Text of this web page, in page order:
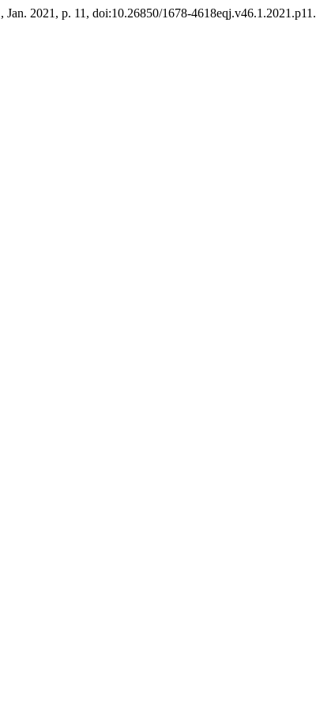
Jan. 2021, p. 11, doi:10.26850/1678-4618eqj.v46.1.2021.p11.